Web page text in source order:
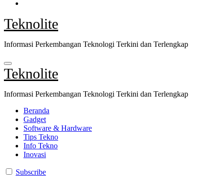
Teknolite
Informasi Perkembangan Teknologi Terkini dan Terlengkap
Teknolite
Informasi Perkembangan Teknologi Terkini dan Terlengkap
Beranda
Gadget
Software & Hardware
Tips Tekno
Info Tekno
Inovasi
Subscribe